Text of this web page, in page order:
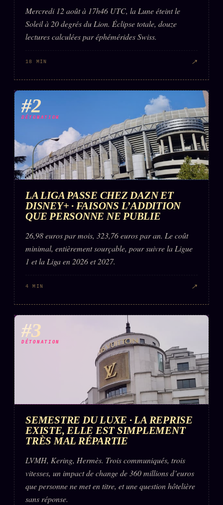
Mercredi 12 août à 17h46 UTC, la Lune éteint le
Soleil à 20 degrés du Lion. Éclipse totale, douze
lectures calculées par éphémérides Swiss.
18 MIN ↗
#2
DÉTONATION
LA LIGA PASSE CHEZ DAZN ET
DISNEY+ · FAISONS L’ADDITION
QUE PERSONNE NE PUBLIE
26,98 euros par mois, 323,76 euros par an. Le coût
minimal, entièrement sourçable, pour suivre la Ligue
1 et la Liga en 2026 et 2027.
4 MIN ↗
#3
DÉTONATION
SEMESTRE DU LUXE · LA REPRISE
EXISTE, ELLE EST SIMPLEMENT
TRÈS MAL RÉPARTIE
LVMH, Kering, Hermès. Trois communiqués, trois
vitesses, un impact de change de 360 millions d’euros
que personne ne met en titre, et une question hôtelière
sans réponse.